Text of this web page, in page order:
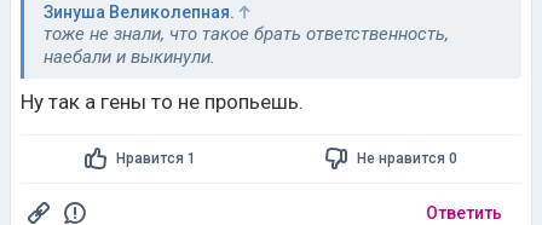
Зинуша Великолепная.
тоже не знали, что такое брать ответственность,
нaeбaли и выкинули.
Ну так а гены то не пропьешь.
Нравится 1 Не нравится 0
Ответить